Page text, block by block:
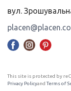
вул.
This site is protected by
Privacy Policyand Terms of